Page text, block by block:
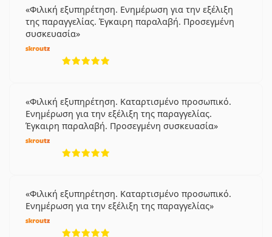
Φιλική εξυπηρέτηση. Ενημέρωση για την εξέλιξη
της παραγγελίας. Έγκαιρη παραλαβή. Προσεγμένη
συσκευασία
Φιλική εξυπηρέτηση. Καταρτισμένο προσωπικό.
Ενημέρωση για την εξέλιξη της παραγγελίας.
Έγκαιρη παραλαβή. Προσεγμένη συσκευασία
Φιλική εξυπηρέτηση. Καταρτισμένο προσωπικό.
Ενημέρωση για την εξέλιξη της παραγγελίας